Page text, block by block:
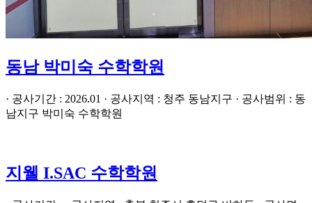
동남 박미숙 수학학원
· 공사기간 : 2026.01 · 공사지역 : 청주 동남지구 · 공사범위 : 동
남지구 박미숙 수학학원
지웰 I.SAC 수학학원